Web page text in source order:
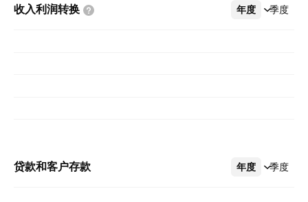
收入利润转换 年度 季度
更多
贷款和客户存款 年度 季度
更多